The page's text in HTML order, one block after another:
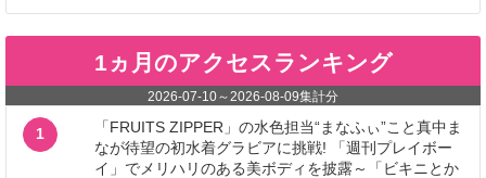
1ヵ月のアクセスランキング
2026-07-10～ 2026-08-09集計分
1
「FRUITS ZIPPER」の水色担当“まなふぃ”こと真中ま
なが待望の初水着グラビアに挑戦! 「週刊プレイボー
イ」でメリハリのある美ボディを披露～「ビキニとか